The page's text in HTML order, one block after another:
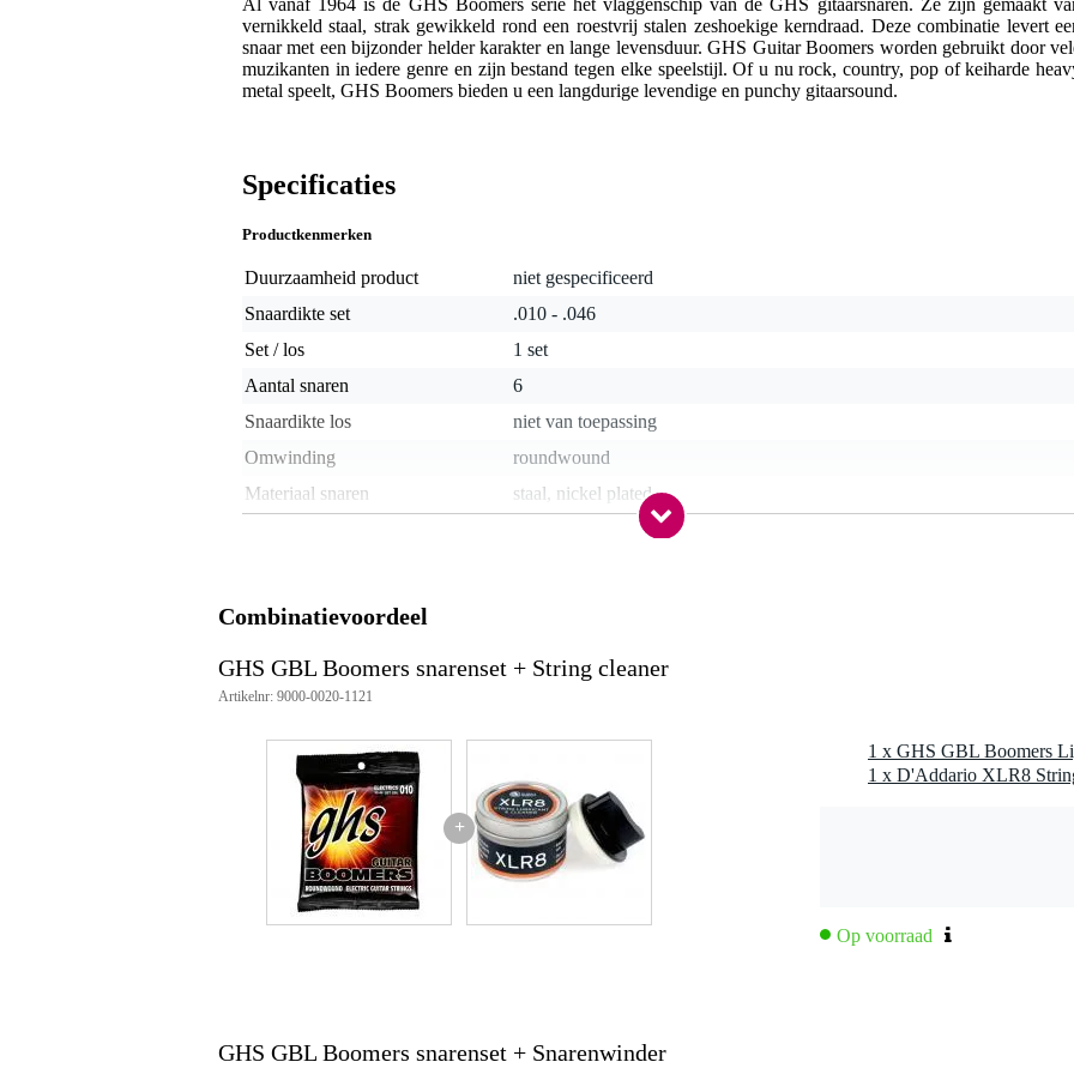
Al vanaf 1964 is de GHS Boomers serie het vlaggenschip van de GHS gitaarsnaren. Ze zijn gemaakt
vernikkeld staal, strak gewikkeld rond een roestvrij stalen zeshoekige kerndraad. Deze combinatie levert
snaar met een bijzonder helder karakter en lange levensduur. GHS Guitar Boomers worden gebruikt door
muzikanten in iedere genre en zijn bestand tegen elke speelstijl. Of u nu rock, country, pop of keiharde
metal speelt, GHS Boomers bieden u een langdurige levendige en punchy gitaarsound.
Specificaties
Productkenmerken
Duurzaamheid product
niet gespecificeerd
Snaardikte set
.010 - .046
Set / los
1 set
Aantal snaren
6
Snaardikte los
niet van toepassing
Omwinding
roundwound
Materiaal snaren
staal, nickel plated
niet van toepassing
Gewicht(incl. verpakking)
Productspecificaties
set van 6 snaren
geschikt voor: elektrische gitaren
materiaal: roestvrij staal en vernikkeld staal
hardere metalen voor een stevigere en solide feel
snaarspanning: light
maten: .010 - .013 - .017 - .026w - .036w - .046w
Combinatievoordeel
GHS GBL Boomers snarenset + String cleaner
Artikelnr: 9000-0020-1121
+
1 x D'Addario XLR8
Op voorraad
GHS GBL Boomers snarenset + Snarenwinder